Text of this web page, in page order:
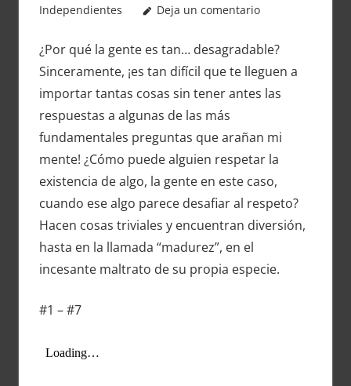
Independientes
Deja un comentario
¿Por qué la gente es tan… desagradable?
Sinceramente, ¡es tan difícil que te lleguen a
importar tantas cosas sin tener antes las
respuestas a algunas de las más
fundamentales preguntas que arañan mi
mente! ¿Cómo puede alguien respetar la
existencia de algo, la gente en este caso,
cuando ese algo parece desafiar al respeto?
Hacen cosas triviales y encuentran diversión,
hasta en la llamada “madurez”, en el
incesante maltrato de su propia especie.
#1 – #7